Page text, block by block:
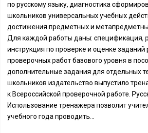
по русскому языку, диагностика
школьников универсальных учебных
достижения предметных и
Для каждой работы даны: спецификация,
инструкция по проверке и оценке
проверочных работ базового уровня в
дополнительные задания для отдельных
школьников издательство выпустило
к Всероссийской проверочной работе.
Использование тренажера позволит
учебного года проводить...